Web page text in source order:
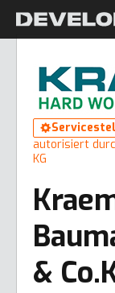
autorisiert
KG
&